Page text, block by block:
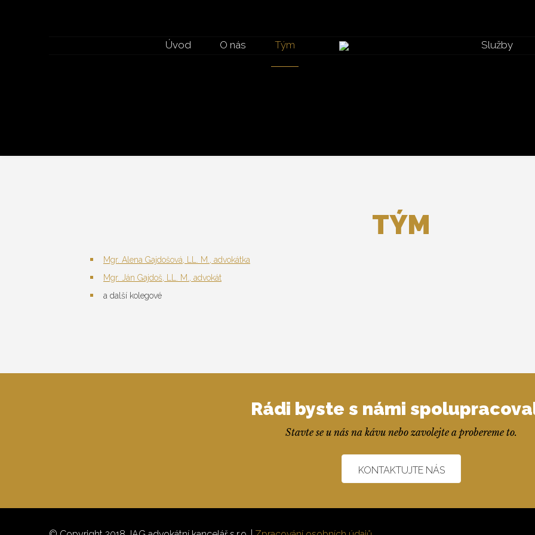
Úvod O nás Tým Služby
TÝM
Mgr. Alena Gajdošová, LL. M., advokátka
Mgr. Ján Gajdoš, LL. M., advokát
a další kolegové
Rádi byste s námi
Stavte se u nás na kávu nebo zavolejte a probereme to.
KONTAKTUJTE NÁS